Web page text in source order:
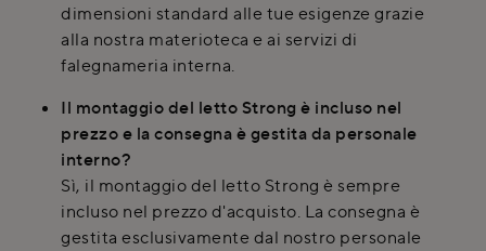
dimensioni standard alle tue esigenze grazie
alla nostra materioteca e ai servizi di
falegnameria interna.
Il montaggio del letto Strong è incluso nel
prezzo e la consegna è gestita da personale
interno?
Sì, il montaggio del letto Strong è sempre
incluso nel prezzo d'acquisto. La consegna è
gestita esclusivamente dal nostro personale